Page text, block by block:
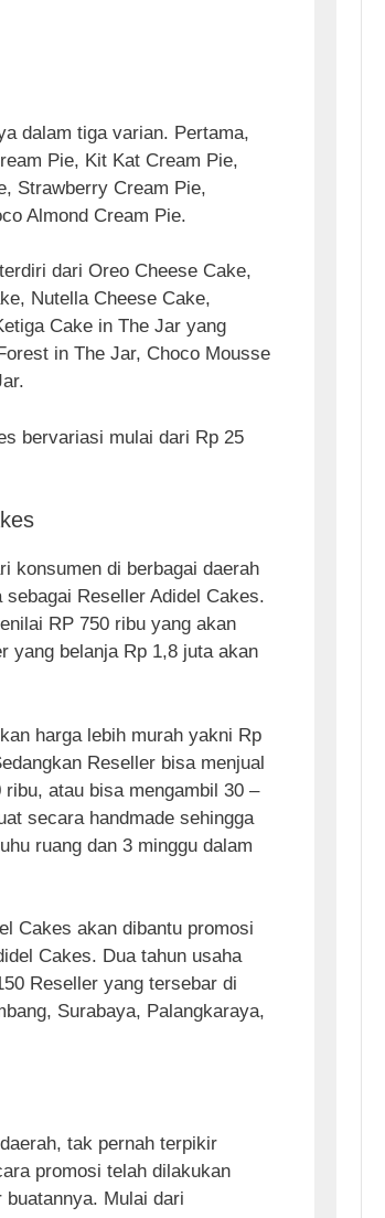
dalam tiga varian. Pertama,
Pie, Kit Kat Cream Pie,
Strawberry Cream Pie,
Almond Cream Pie.
dari Oreo Cheese Cake,
Nutella Cheese Cake,
Cake in The Jar yang
in The Jar, Choco Mousse
bervariasi mulai dari Rp 25
konsumen di berbagai daerah
Reseller Adidel Cakes.
RP 750 ribu yang akan
yang belanja Rp 1,8 juta akan
harga lebih murah yakni Rp
Reseller bisa menjual
atau bisa mengambil 30 –
secara handmade sehingga
ruang dan 3 minggu dalam
Cakes akan dibantu promosi
Cakes. Dua tahun usaha
Reseller yang tersebar di
Surabaya, Palangkaraya,
tak pernah terpikir
promosi telah dilakukan
Mulai dari